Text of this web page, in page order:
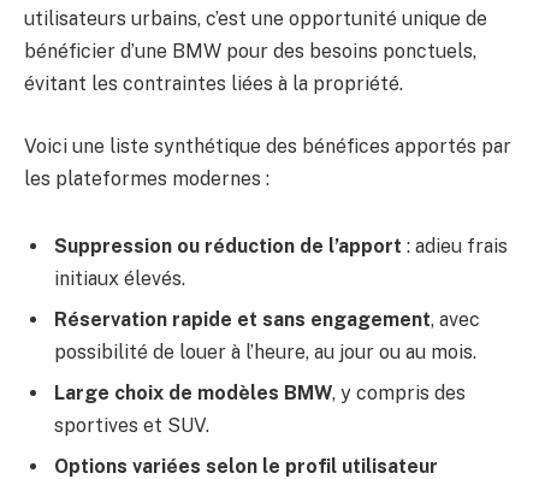
utilisateurs urbains, c’est une opportunité unique de
bénéficier d’une BMW pour des besoins ponctuels,
évitant les contraintes liées à la propriété.
Voici une liste synthétique des bénéfices apportés par
les plateformes modernes :
Suppression ou réduction de l’apport : adieu frais
initiaux élevés.
Réservation rapide et sans engagement, avec
possibilité de louer à l’heure, au jour ou au mois.
Large choix de modèles BMW, y compris des
sportives et SUV.
Options variées selon le profil utilisateur